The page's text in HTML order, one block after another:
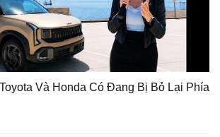
Và Honda Có Đang Bị Bỏ Lại Phía